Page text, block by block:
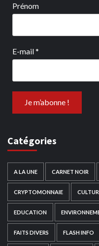
Prénom
E-mail*
Catégories
A LA UNE CARNET NOIR
CRYPTOMONNAIE
EDUCATION
FAITS DIVERS FLASH INFO